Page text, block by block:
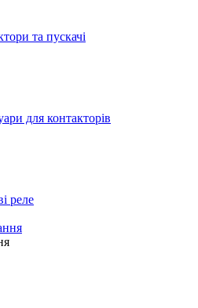
та пускачі
для контакторів
реле